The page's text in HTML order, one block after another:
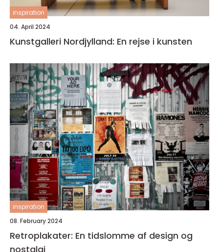
inspiration
04. April 2024
Kunstgalleri Nordjylland: En rejse i kunsten
inspiration
08. February 2024
Retroplakater: En tidslomme af design og
nostalgi